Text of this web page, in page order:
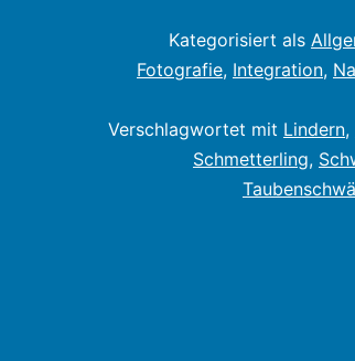
Kategorisiert als
Fotografie, Integration,
Verschlagwortet mit Lindern,
Schmetterling,